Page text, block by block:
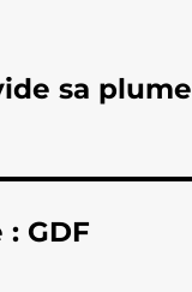
sa plume
: GDF